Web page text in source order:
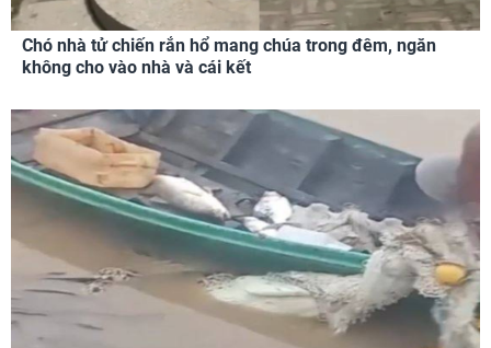
Chó nhà tử chiến rắn hổ mang chúa trong đêm, ngăn
không cho vào nhà và cái kết